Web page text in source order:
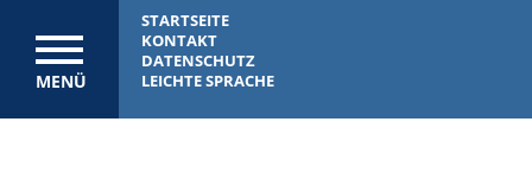
MENÜ
STARTSEITE
KONTAKT
DATENSCHUTZ
LEICHTE SPRACHE